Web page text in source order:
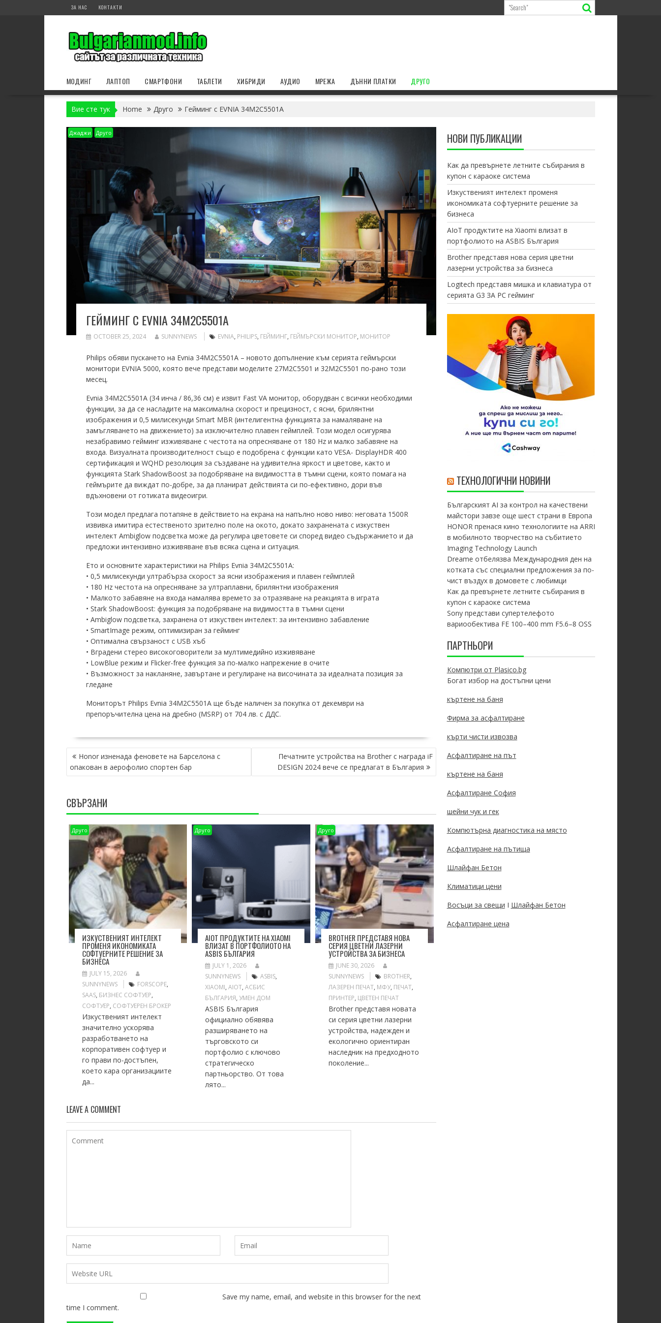
ЗА НАС КОНТАКТИ
МОДИНГ ЛАПТОП СМАРТФОНИ ТАБЛЕТИ ХИБРИДИ АУДИО МРЕЖА ДЪННИ ПЛАТКИ ДРУГО
Вие сте тук Home Друго Гейминг с EVNIA 34M2C5501A
Джаджи Друго
ГЕЙМИНГ С EVNIA 34M2C5501A
OCTOBER 25, 2024 SUNNYNEWS EVNIA, PHILIPS, ГЕЙМИНГ, ГЕЙМЪРСКИ МОНИТОР, МОНИТОР
Philips обяви пускането на Evnia 34M2C5501A – новото допълнение към серията геймърски
монитори EVNIA 5000, която вече представи моделите 27M2C5501 и 32M2C5501 по-рано този
месец.
Evnia 34M2C5501A (34 инча / 86,36 см) е извит Fast VA монитор, оборудван с всички необходими
функции, за да се насладите на максимална скорост и прецизност, с ясни, брилянтни
изображения и 0,5 милисекунди Smart MBR (интелигентна функцията за намаляване на
замъгляването на движението) за изключително плавен геймплей. Този модел осигурява
незабравимо гейминг изживяване с честота на опресняване от 180 Hz и малко забавяне на
входа. Визуалната производителност също е подобрена с функции като VESA- DisplayHDR 400
сертификация и WQHD резолюция за създаване на удивителна яркост и цветове, както и
функцията Stark ShadowBoost за подобряване на видимостта в тъмни сцени, която помага на
геймърите да виждат по-добре, за да планират действията си по-ефективно, дори във
вдъхновени от готиката видеоигри.
Този модел предлага потапяне в действието на екрана на напълно ново ниво: неговата 1500R
извивка имитира естественото зрително поле на окото, докато захранената с изкуствен
интелект Ambiglow подсветка може да регулира цветовете си според видео съдържанието и да
предложи интензивно изживяване във всяка сцена и ситуация.
Ето и основните характеристики на Philips Evnia 34M2C5501A:
• 0,5 милисекунди ултрабърза скорост за ясни изображения и плавен геймплей
• 180 Hz честота на опресняване за ултраплавни, брилянтни изображения
• Малкото забавяне на входа намалява времето за отразяване на реакцията в играта
• Stark ShadowBoost: функция за подобряване на видимостта в тъмни сцени
• Ambiglow подсветка, захранена от изкуствен интелект: за интензивно забавление
• SmartImage режим, оптимизиран за гейминг
• Оптимална свързаност с USB хъб
• Вградени стерео високоговорители за мултимедийно изживяване
• LowBlue режим и Flicker-free функция за по-малко напрежение в очите
• Възможност за накланяне, завъртане и регулиране на височината за идеалната позиция за
гледане
Мониторът Philips Evnia 34M2C5501A ще бъде наличен за покупка от декември на
препоръчителна цена на дребно (MSRP) от 704 лв. с ДДС.
POST
NAVIGATION
Honor изненада феновете на Барселона с
опакован в аерофолио спортен бар
Печатните устройства на Brother с награда iF
DESIGN 2024 вече се предлагат в България
СВЪРЗАНИ
Друго
ИЗКУСТВЕНИЯТ ИНТЕЛЕКТ
ПРОМЕНЯ ИКОНОМИКАТА
СОФТУЕРНИТЕ РЕШЕНИЕ ЗА
БИЗНЕСА
JULY 15, 2026
SUNNYNEWS
FORSCOPE,
SAAS, БИЗНЕС СОФТУЕР,
СОФТУЕР, СОФТУЕРЕН БРОКЕР
Изкуственият интелект
значително ускорява
разработването на
корпоративен софтуер и
го прави по-достъпен,
което кара организациите
да...
Друго
AIOT ПРОДУКТИТЕ НА XIAOMI
ВЛИЗАТ В ПОРТФОЛИОТО НА
ASBIS БЪЛГАРИЯ
JULY 1, 2026
SUNNYNEWS
ASBIS,
XIAOMI,АIOT,АСБИС
БЪЛГАРИЯ, УМЕН ДОМ
ASBIS България
официално обявява
разширяването на
търговското си
портфолио с ключово
стратегическо
партньорство. От това
лято...
Друго
BROTHER ПРЕДСТАВЯ НОВА
СЕРИЯ ЦВЕТНИ ЛАЗЕРНИ
УСТРОЙСТВА ЗА БИЗНЕСА
JUNE 30, 2026
SUNNYNEWS
BROTHER,
ЛАЗЕРЕН ПЕЧАТ, МФУ, ПЕЧАТ,
ПРИНТЕР, ЦВЕТЕН ПЕЧАТ
Brother представя новата
си серия цветни лазерни
устройства, надежден и
екологично ориентиран
наследник на предходното
поколение...
LEAVE A COMMENT
Save my name, email, and website in this browser for the next
time I comment.
НОВИ ПУБЛИКАЦИИ
Как да превърнете летните събирания в
купон с караоке система
Изкуственият интелект променя
икономиката софтуерните решение за
бизнеса
AIoT продуктите на Xiaomi влизат в
портфолиото на ASBIS България
Brother представя нова серия цветни
лазерни устройства за бизнеса
Logitech представя мишка и клавиатура от
серията G3 ЗА PC гейминг
ТЕХНОЛОГИЧНИ НОВИНИ
Българският AI за контрол на качествени
майстори завзе още шест страни в Европа
HONOR пренася кино технологиите на ARRI
в мобилното творчество на събитието
Imaging Technology Launch
Dreame отбелязва Международния ден на
котката със специални предложения за по-
чист въздух в домовете с любимци
Как да превърнете летните събирания в
купон с караоке система
Sony представи супертелефото
вариообектива FE 100–400 mm F5.6–8 OSS
ПАРТНЬОРИ
Компютри от Plasico.bg
Богат избор на достъпни цени
къртене на баня
Фирма за асфалтиране
кърти чисти извозва
Асфалтиране на път
къртене на баня
Асфалтиране София
шейни чук и гек
Компютърна диагностика на място
Асфалтиране на пътища
Шлайфан Бетон
Климатици цени
Восъци за свещи I Шлайфан Бетон
Асфалтиране цена